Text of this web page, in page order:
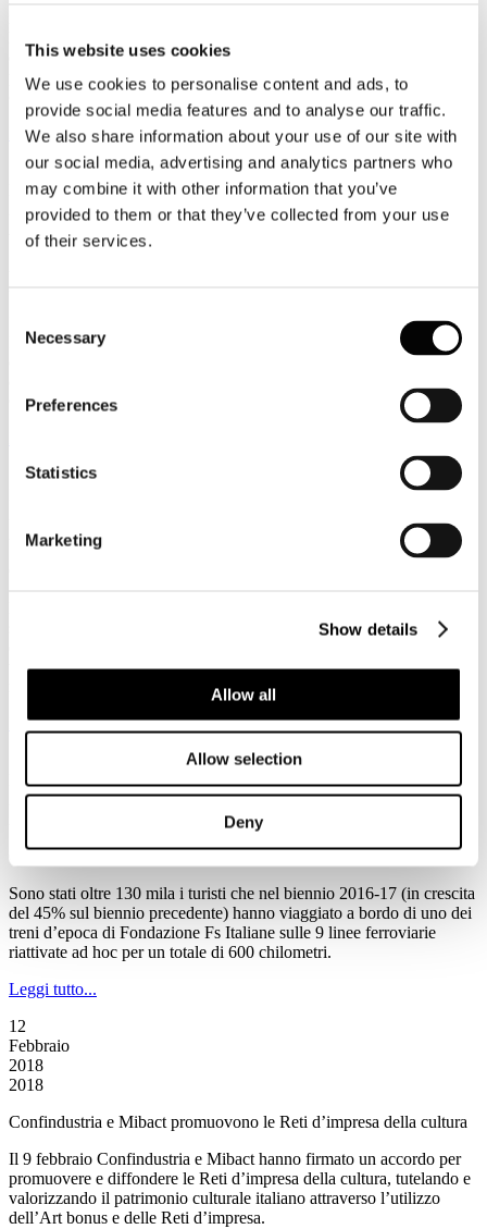
This website uses cookies
We use cookies to personalise content and ads, to
provide social media features and to analyse our traffic.
We also share information about your use of our site with
our social media, advertising and analytics partners who
may combine it with other information that you’ve
provided to them or that they’ve collected from your use
of their services.
Selection
Necessary
Preferences
Statistics
Marketing
Show details
Allow all
Allow selection
Deny
dalla Capitale, non è interessato dall'allerta e che i trasferimenti da e
per l’aeroporto verso le isole di destinazione turistica non
comportano alcuna sosta sull’isola di Malé.
Leggi tutto...
12
Febbraio
2018
Associazione Italiana Confindustria Alberghi
Il 14 febbraio alle ore 9.30 si terrà a Milano, presso l’Università
Bocconi, il convegno “Hotels & Chains 2018. Investimenti, scenari
e strategie” realizzato dal MET Master in Economia del turismo in
Confindustria Alberghi.
12
2018
salute uno dei motivi per mettere al primo posto l’Italia come
turismo ‘medicale’ muove infatti ogni anno nel mondo fino a 14
milioni di persone, di età compresa tra i 45 e i 64 anni.
Leggi tutto...
Febbraio
2018
Conferenza al Mbact: il biennio d’oro del turismo ferroviario
Sono stati oltre 130 mila i turisti che nel biennio 2016-17 (in crescita
del 45% sul biennio precedente) hanno viaggiato a bordo di uno dei
treni d’epoca di Fondazione Fs Italiane sulle 9 linee ferroviarie
riattivate ad hoc per un totale di 600 chilometri.
Leggi tutto...
12
Febbraio
2018
2018
Confindustria e Mibact promuovono le Reti d’impresa della cultura
Il 9 febbraio Confindustria e Mibact hanno firmato un accordo per
promuovere e diffondere le Reti d’impresa della cultura, tutelando e
valorizzando il patrimonio culturale italiano attraverso l’utilizzo
dell’Art bonus e delle Reti d’impresa.